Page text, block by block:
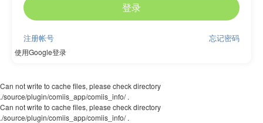
登录
忘记密码
注册帐号
使用Google登录
Can not write to cache files, please check directory
./source/plugin/comiis_app/comiis_info/ .
Can not write to cache files, please check directory
./source/plugin/comiis_app/comiis_info/ .